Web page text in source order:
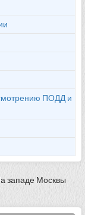
ПОДД и
западе Москвы